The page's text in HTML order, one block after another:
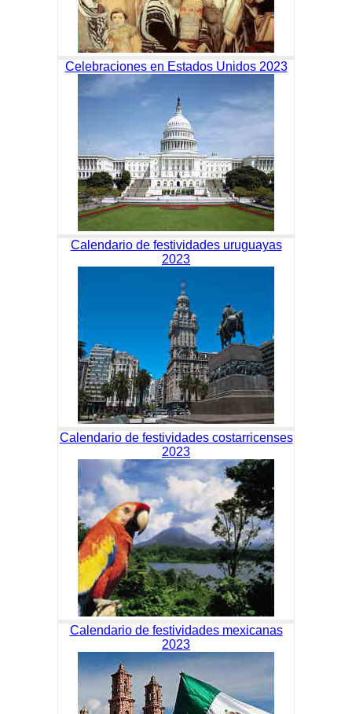
Celebraciones en Estados Unidos 2023
Calendario de festividades uruguayas
2023
Calendario de festividades costarricenses
2023
Calendario de festividades mexicanas
2023